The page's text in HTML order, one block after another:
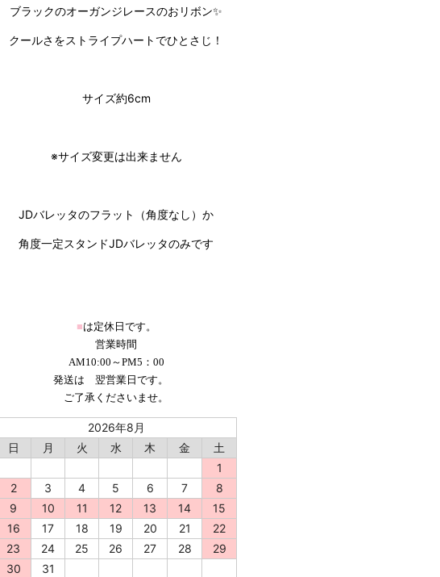
ブラックのオーガンジレースのおリボン✨
クールさをストライプハートでひとさじ！
サイズ約6cm
※サイズ変更は出来ません
JDバレッタのフラット（角度なし）か
角度一定スタンドJDバレッタのみです
■は定休日です。
営業時間
AM10:00～PM5：00
発送は 翌営業日です。
ご了承くださいませ。
2026年8月
日
月 火 水 木 金
土
1
2
3 4 5 6 7
8
9
10 11 12 13 14
15
16
17 18 19 20 21
22
23
24 25 26 27 28
29
30
31